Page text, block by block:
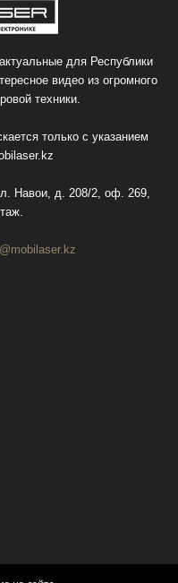
для Республики
видео из огромного
техники.
только с указанием
Навои, д. 208/2, оф. 269,